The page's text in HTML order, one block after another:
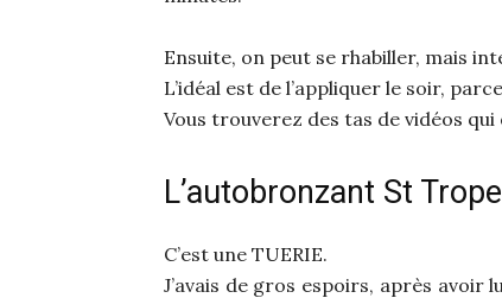
Ensuite, on peut se rhabiller, mais
L’idéal est de l’appliquer le soir,
Vous trouverez des tas de vidéos
L’autobronzant St
C’est une TUERIE.
J’avais de gros espoirs, après avoir